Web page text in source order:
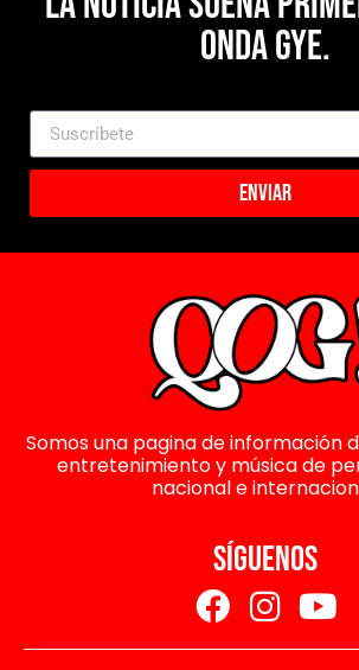
Onda Gye.
Enviar
Somos una pagina de información
entretenimiento y música de
nacional e
SÍGUENOS